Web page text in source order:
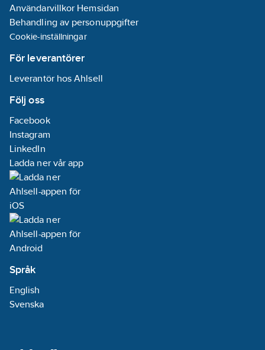
Användarvillkor Hemsidan
Behandling av personuppgifter
Cookie-inställningar
För leverantörer
Leverantör hos Ahlsell
Följ oss
Facebook
Instagram
LinkedIn
Ladda ner vår app
Språk
English
Svenska